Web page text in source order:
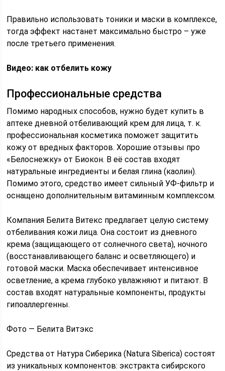
Правильно использовать тоники и маски в комплексе,
тогда эффект настанет максимально быстро – уже
после третьего применения.
Видео: как отбелить кожу
Профессиональные средства
Помимо народных способов, нужно будет купить в
аптеке дневной отбеливающий крем для лица, т. к.
профессиональная косметика поможет защитить
кожу от вредных факторов. Хорошие отзывы про
«Белоснежку» от Биокон. В её состав входят
натуральные ингредиенты и белая глина (каолин).
Помимо этого, средство имеет сильный УФ-фильтр и
оснащено дополнительным витаминным комплексом.
Компания Белита Витекс предлагает целую систему
отбеливания кожи лица. Она состоит из дневного
крема (защищающего от солнечного света), ночного
(восстанавливающего баланс и осветляющего) и
готовой маски. Маска обеспечивает интенсивное
осветление, а крема глубоко увлажняют и питают. В
состав входят натуральные компоненты, продукты
гипоаллергенны.
Фото — Белита Витэкс
Средства от Натура Сиберика (Natura Siberica) состоят
из уникальных компонентов: экстракта сибирского